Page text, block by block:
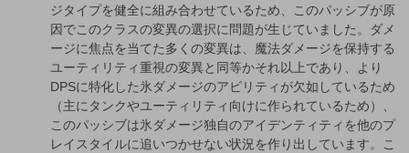
ジタイプを健全に組み合わせているため、このパッシブが原
因でこのクラスの変異の選択に問題が生じていました。ダメ
ージに焦点を当てた多くの変異は、魔法ダメージを保持する
ユーティリティ重視の変異と同等かそれ以上であり、より
DPSに特化した氷ダメージのアビリティが欠如しているため
（主にタンクやユーティリティ向けに作られているため）、
このパッシブは氷ダメージ独自のアイデンティティを他のプ
レイスタイルに追いつかせない状況を作り出しています。こ